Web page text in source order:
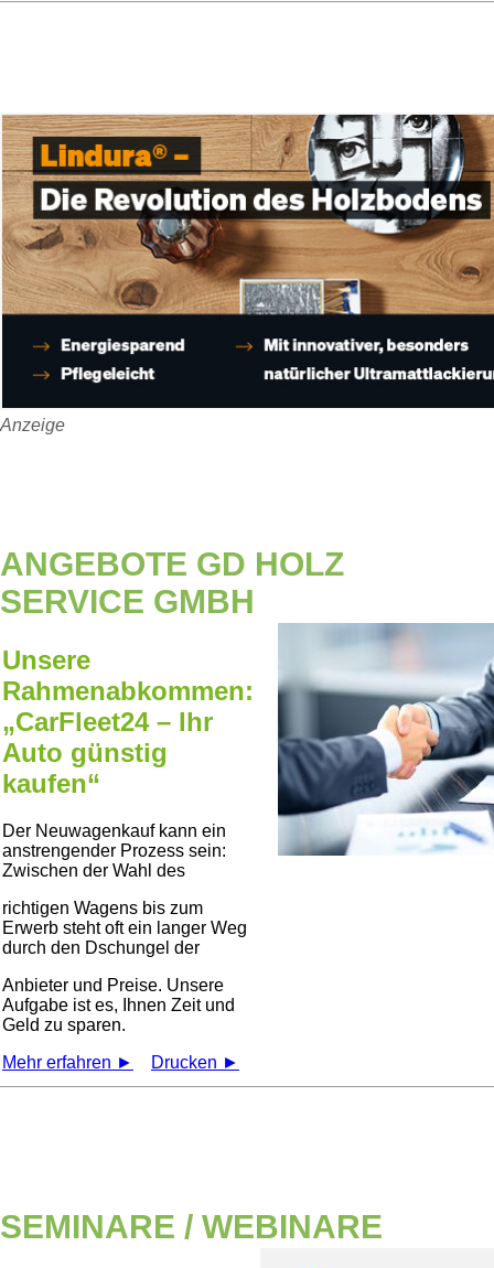
Anzeige
ANGEBOTE GD HOLZ
SERVICE GMBH
Unsere
Rahmenabkommen:
„CarFleet24 – Ihr
Auto günstig
kaufen“
Der Neuwagenkauf kann ein
anstrengender Prozess sein:
Zwischen der Wahl des
richtigen Wagens bis zum
Erwerb steht oft ein langer Weg
durch den Dschungel der
Anbieter und Preise. Unsere
Aufgabe ist es, Ihnen Zeit und
Geld zu sparen.
Mehr erfahren ►
Drucken ►
SEMINARE / WEBINARE